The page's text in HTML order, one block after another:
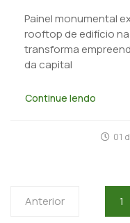
Painel monumental
rooftop de edifício na
transforma
da capital
Continue lendo
01
Anterior 1